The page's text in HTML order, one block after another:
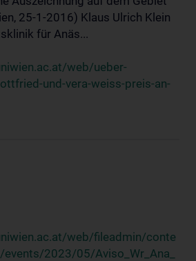
25-1-2016) Klaus Ulrich Klein
für Anäs...
web/ueber-
und-vera-weiss-preis-an-
web/fileadmin/conte
2023/05/Aviso_Wr_Ana_